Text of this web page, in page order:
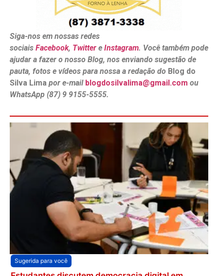
Siga-nos em nossas redes
sociais Facebook, Twitter e Instagram. Você também pode
ajudar a fazer o nosso Blog, nos enviando sugestão de
pauta, fotos e vídeos para nossa a redação do Blog do
Silva Lima por e-mail blogdosilvalima@gmail.com ou
WhatsApp (87) 9 9155-5555.
Sugerida para você